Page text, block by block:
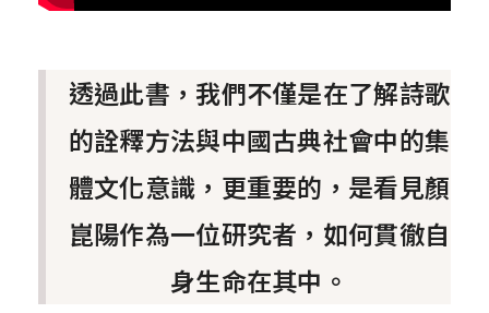
透過此書，我們不僅是在了解詩歌
的詮釋方法與中國古典社會中的集
體文化意識，更重要的，是看見顏
崑陽作為一位研究者，如何貫徹自
身生命在其中。